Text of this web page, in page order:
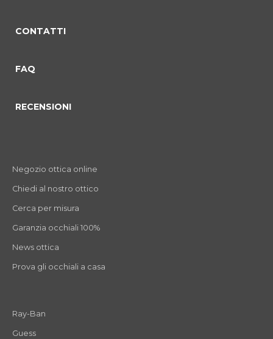
CONTATTI
FAQ
RECENSIONI
Negozio ottica online
Chiedi al nostro ottico
Cerca per misura
Garanzia occhiali 100%
News ottica
Prova gli occhiali a casa
Ray-Ban
Guess